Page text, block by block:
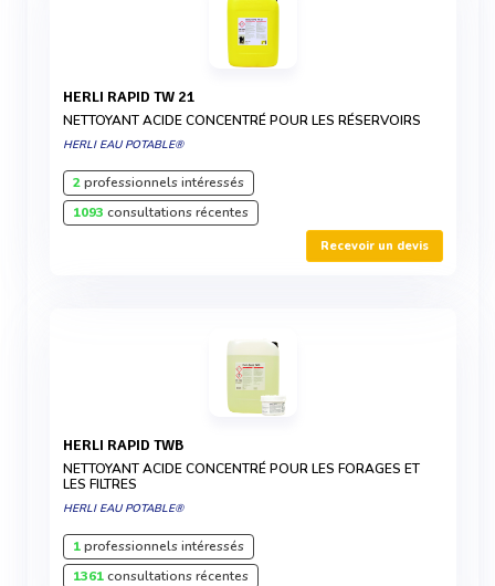
HERLI RAPID TW 21
NETTOYANT ACIDE CONCENTRÉ POUR LES RÉSERVOIRS
HERLI EAU POTABLE®
2professionnels intéressés
1093 consultations récentes
Recevoir un devis
HERLI RAPID TWB
NETTOYANT ACIDE CONCENTRÉ POUR LES FORAGES ET
LES FILTRES
HERLI EAU POTABLE®
1professionnels intéressés
1361consultations récentes